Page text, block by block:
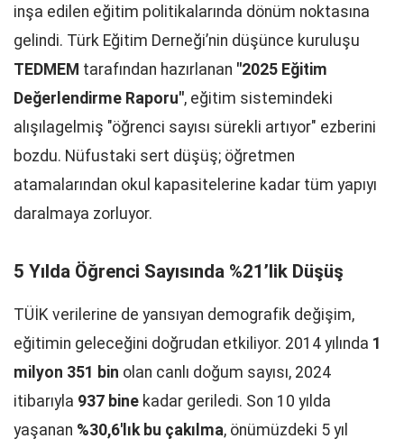
inşa edilen eğitim politikalarında dönüm noktasına
gelindi. Türk Eğitim Derneği’nin düşünce kuruluşu
TEDMEM tarafından hazırlanan "2025 Eğitim
Değerlendirme Raporu", eğitim sistemindeki
alışılagelmiş "öğrenci sayısı sürekli artıyor" ezberini
bozdu. Nüfustaki sert düşüş; öğretmen
atamalarından okul kapasitelerine kadar tüm yapıyı
daralmaya zorluyor.
5 Yılda Öğrenci Sayısında %21’lik Düşüş
TÜİK verilerine de yansıyan demografik değişim,
eğitimin geleceğini doğrudan etkiliyor. 2014 yılında 1
milyon 351 bin olan canlı doğum sayısı, 2024
itibarıyla 937 bine kadar geriledi. Son 10 yılda
yaşanan %30,6'lık bu çakılma, önümüzdeki 5 yıl